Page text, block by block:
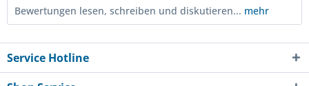
Bewertungen lesen, schreiben und diskutieren... mehr
Service Hotline